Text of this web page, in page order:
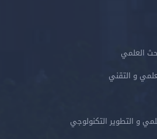
العلمي
و التقني
و التطوير التكنولوجي